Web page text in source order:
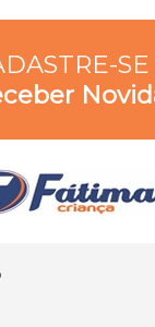
SE